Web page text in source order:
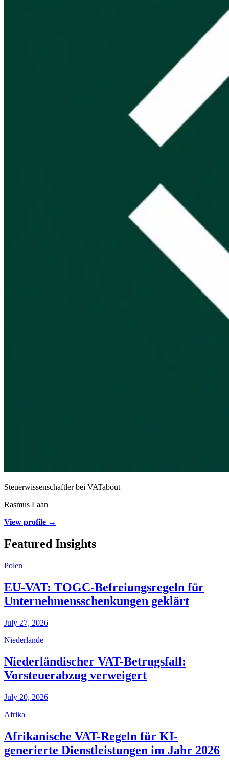
Steuerwissenschaftler bei VATabout
Rasmus Laan
View profile →
Featured Insights
Polen
EU-VAT: TOGC-Befreiungsregeln für
Unternehmensschenkungen geklärt
July 27, 2026
Niederlande
Niederländischer VAT-Betrugsfall:
Vorsteuerabzug verweigert
July 20, 2026
Afrika
Afrikanische VAT-Regeln für KI-
generierte Dienstleistungen im Jahr 2026